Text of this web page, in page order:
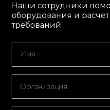
Наши сотрудники
оборудования и
требований